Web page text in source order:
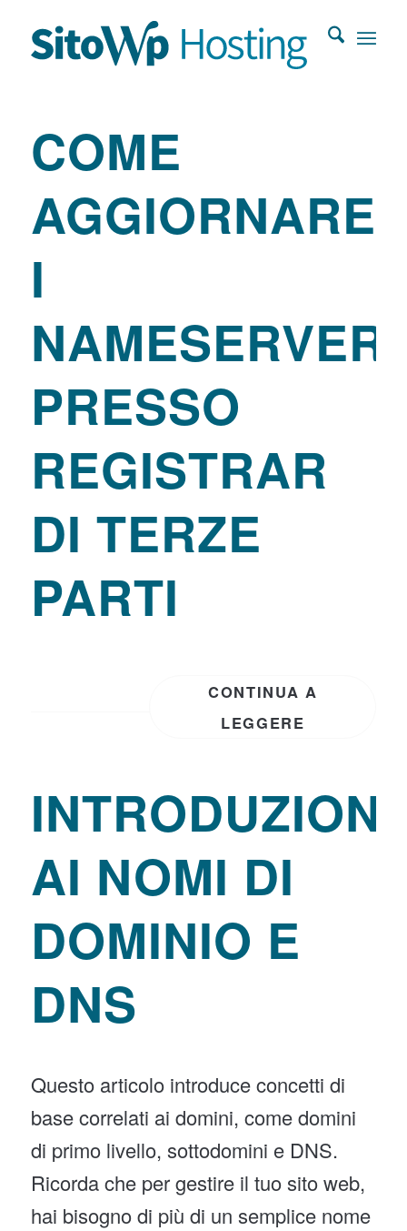
COME
AGGIORNARE
I
NAMESERVER
PRESSO
REGISTRAR
DI TERZE
PARTI
CONTINUA A
LEGGERE
AI NOMI DI
DOMINIO E
DNS
Questo articolo introduce concetti di
base correlati ai domini, come domini
di primo livello, sottodomini e DNS.
Ricorda che per gestire il tuo sito web,
hai bisogno di più di un semplice nome